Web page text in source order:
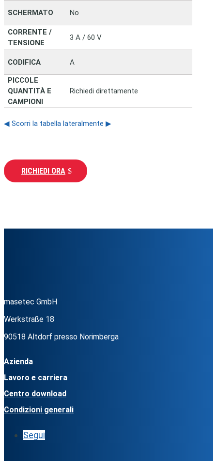
SCHERMATO No
CORRENTE /
TENSIONE
3 A / 60 V
CODIFICA A
PICCOLE
QUANTITÀ E
CAMPIONI
Richiedi direttamente
◀ Scorri la tabella lateralmente ▶
RICHIEDI ORA
masetec GmbH
Werkstraße 18
90518 Altdorf presso Norimberga
Azienda
Lavoro e carriera
Centro download
Condizioni generali
Segui